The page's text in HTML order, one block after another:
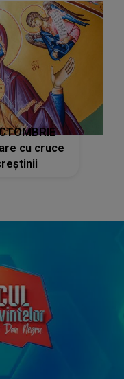
cu cruce